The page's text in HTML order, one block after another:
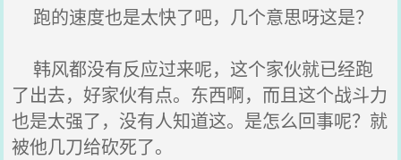
跑的速度也是太快了吧，几个意思呀这是？
韩风都没有反应过来呢，这个家伙就已经跑
了出去，好家伙有点。东西啊，而且这个战斗力
也是太强了，没有人知道这。是怎么回事呢？就
被他几刀给砍死了。